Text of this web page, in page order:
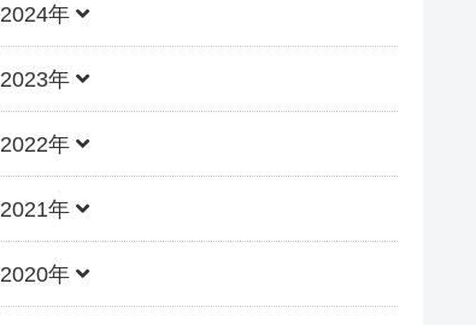
2024年
2023年
2022年
2021年
2020年